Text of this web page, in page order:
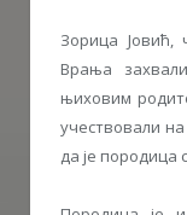
Зорица Јовић,
Врања
њиховим
учествовали
да је породица